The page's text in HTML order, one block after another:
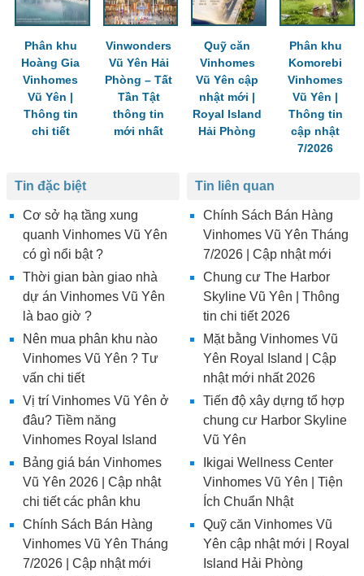
Phân khu
Hoàng Gia
Vinhomes
Vũ Yên |
Thông tin
chi tiết
Vinwonders
Vũ Yên Hải
Phòng – Tất
Tần Tật
thông tin
mới nhất
Quỹ căn
Vinhomes
Vũ Yên cập
nhật mới |
Royal Island
Hải Phòng
Phân khu
Komorebi
Vinhomes
Vũ Yên |
Thông tin
cập nhật
7/2026
Tin liên quan
Chính Sách Bán Hàng
Vinhomes Vũ Yên Tháng
7/2026 | Cập nhật mới
Chung cư The Harbor
Skyline Vũ Yên | Thông
tin chi tiết 2026
Mặt bằng Vinhomes Vũ
Yên Royal Island | Cập
nhật mới nhất 2026
Tiến độ xây dựng tổ hợp
chung cư Harbor Skyline
Vũ Yên
Ikigai Wellness Center
Vinhomes Vũ Yên | Tiện
Ích Chuẩn Nhật
Quỹ căn Vinhomes Vũ
Yên cập nhật mới | Royal
Island Hải Phòng
Tin đặc biệt
Cơ sở hạ tầng xung
quanh Vinhomes Vũ Yên
có gì nổi bật ?
Thời gian bàn giao nhà
dự án Vinhomes Vũ Yên
là bao giờ ?
Nên mua phân khu nào
Vinhomes Vũ Yên ? Tư
vấn chi tiết
Vị trí Vinhomes Vũ Yên ở
đâu? Tiềm năng
Vinhomes Royal Island
Bảng giá bán Vinhomes
Vũ Yên 2026 | Cập nhật
chi tiết các phân khu
Chính Sách Bán Hàng
Vinhomes Vũ Yên Tháng
7/2026 | Cập nhật mới